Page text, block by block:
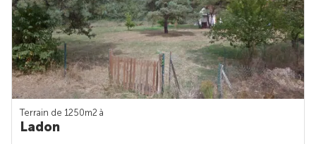
Terrain de 1250m2 à
Ladon